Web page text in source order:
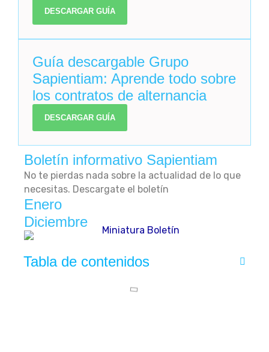
DESCARGAR GUÍA
Guía descargable Grupo
Sapientiam: Aprende todo sobre
los contratos de alternancia
DESCARGAR GUÍA
Boletín informativo Sapientiam
No te pierdas nada sobre la actualidad de lo que
necesitas. Descargate el boletín
Enero
Diciembre
Tabla de contenidos